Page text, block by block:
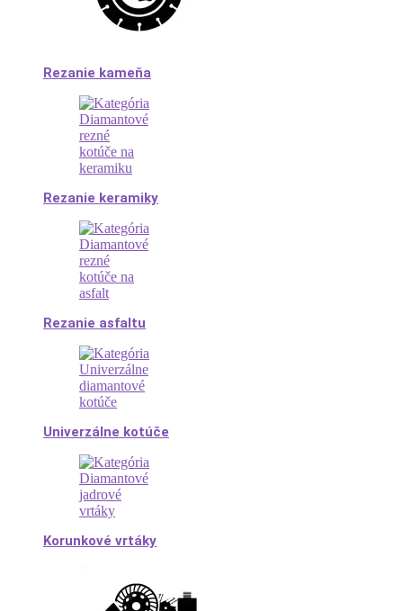
Rezanie kameňa
Rezanie keramiky
Rezanie asfaltu
Univerzálne kotúče
Korunkové vrtáky